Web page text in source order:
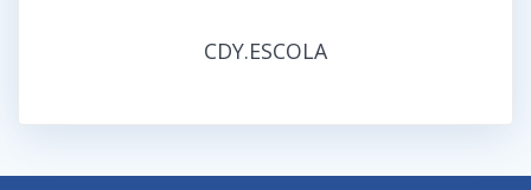
CDY.ESCOLA